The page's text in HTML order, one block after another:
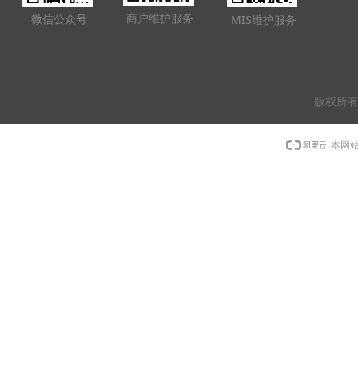
商户维护服务 MIS维护服务
微信公众号
版权所
本网